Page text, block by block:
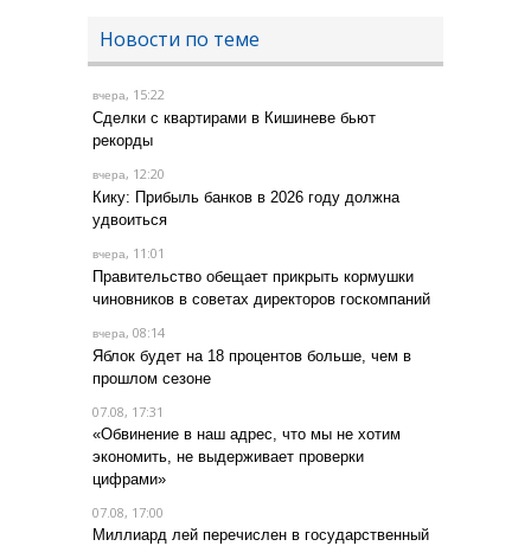
Новости по теме
вчера, 15:22
Сделки с квартирами в Кишиневе бьют
рекорды
вчера, 12:20
Кику: Прибыль банков в 2026 году должна
удвоиться
вчера, 11:01
Правительство обещает прикрыть кормушки
чиновников в советах директоров госкомпаний
вчера, 08:14
Яблок будет на 18 процентов больше, чем в
прошлом сезоне
07.08, 17:31
«Обвинение в наш адрес, что мы не хотим
экономить, не выдерживает проверки
цифрами»
07.08, 17:00
Миллиард лей перечислен в государственный